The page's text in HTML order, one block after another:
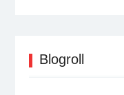
Blogroll